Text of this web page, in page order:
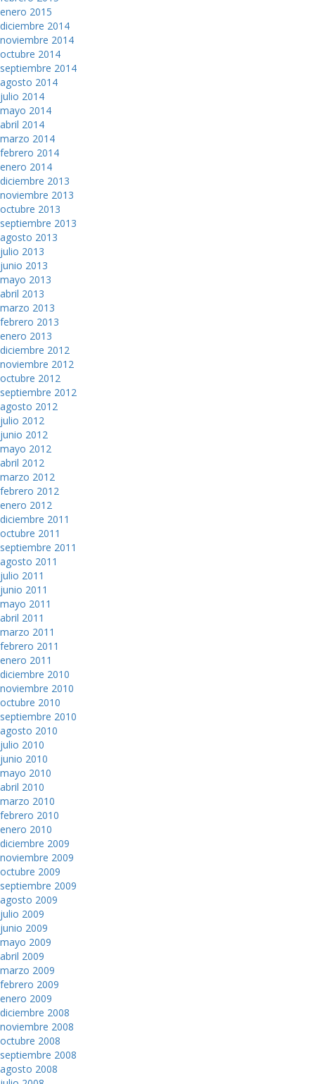
enero 2015
diciembre 2014
noviembre 2014
octubre 2014
septiembre 2014
agosto 2014
julio 2014
mayo 2014
abril 2014
marzo 2014
febrero 2014
enero 2014
diciembre 2013
noviembre 2013
octubre 2013
septiembre 2013
agosto 2013
julio 2013
junio 2013
mayo 2013
abril 2013
marzo 2013
febrero 2013
enero 2013
diciembre 2012
noviembre 2012
octubre 2012
septiembre 2012
agosto 2012
julio 2012
junio 2012
mayo 2012
abril 2012
marzo 2012
febrero 2012
enero 2012
diciembre 2011
octubre 2011
septiembre 2011
agosto 2011
julio 2011
junio 2011
mayo 2011
abril 2011
marzo 2011
febrero 2011
enero 2011
diciembre 2010
noviembre 2010
octubre 2010
septiembre 2010
agosto 2010
julio 2010
junio 2010
mayo 2010
abril 2010
marzo 2010
febrero 2010
enero 2010
diciembre 2009
noviembre 2009
octubre 2009
septiembre 2009
agosto 2009
julio 2009
junio 2009
mayo 2009
abril 2009
marzo 2009
febrero 2009
enero 2009
diciembre 2008
noviembre 2008
octubre 2008
septiembre 2008
agosto 2008